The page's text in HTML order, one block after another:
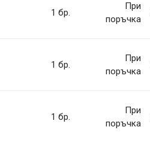
1 бр.
При
поръчка
1 бр.
При
поръчка
1 бр.
При
поръчка